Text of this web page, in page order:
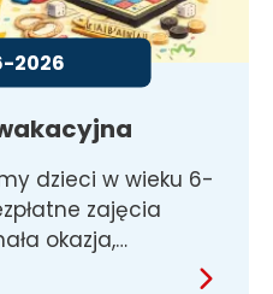
2026
dzieci w wieku 6-
zajęcia
okazja,…